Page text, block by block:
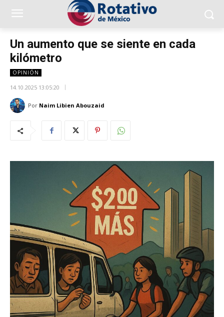
Un aumento que se siente en cada
kilómetro
OPINIÓN
14.10.2025 13:05:20
Por Naim Libien Abouzaid